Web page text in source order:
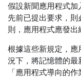
假設新聞應用程式
先前已提出要求，
則，應用程式應發出
根據這些新規定，
況下，將記憶體的
「應用程式導向的作